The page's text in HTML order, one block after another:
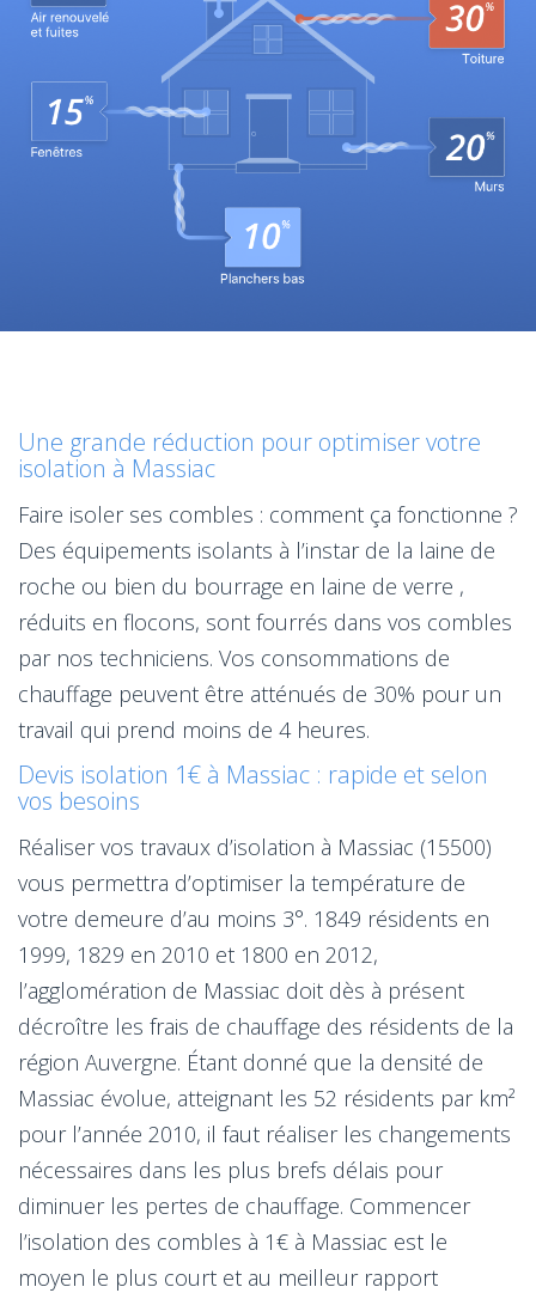
Une grande réduction pour optimiser votre
isolation à Massiac
Faire isoler ses combles : comment ça fonctionne ?
Des équipements isolants à l’instar de la laine de
roche ou bien du bourrage en laine de verre ,
réduits en flocons, sont fourrés dans vos combles
par nos techniciens. Vos consommations de
chauffage peuvent être atténués de 30% pour un
travail qui prend moins de 4 heures.
Devis isolation 1€ à Massiac : rapide et selon
vos besoins
Réaliser vos travaux d’isolation à Massiac (15500)
vous permettra d’optimiser la température de
votre demeure d’au moins 3°. 1849 résidents en
1999, 1829 en 2010 et 1800 en 2012,
l’agglomération de Massiac doit dès à présent
décroître les frais de chauffage des résidents de la
région Auvergne. Étant donné que la densité de
Massiac évolue, atteignant les 52 résidents par km²
pour l’année 2010, il faut réaliser les changements
nécessaires dans les plus brefs délais pour
diminuer les pertes de chauffage. Commencer
l’isolation des combles à 1€ à Massiac est le
moyen le plus court et au meilleur rapport